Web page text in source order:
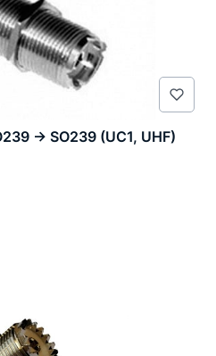
-> SO239 (UC1, UHF)